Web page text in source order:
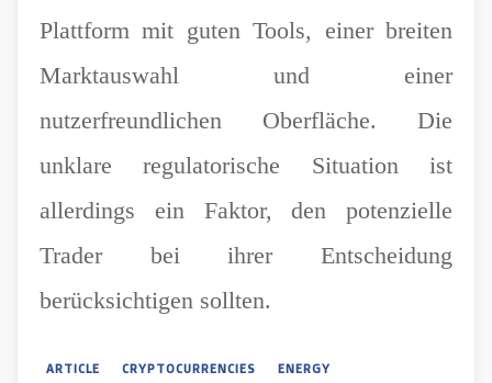
Plattform mit guten Tools, einer breiten
Marktauswahl und einer
nutzerfreundlichen Oberfläche. Die
unklare regulatorische Situation ist
allerdings ein Faktor, den potenzielle
Trader bei ihrer Entscheidung
berücksichtigen sollten.
ARTICLE CRYPTOCURRENCIES ENERGY